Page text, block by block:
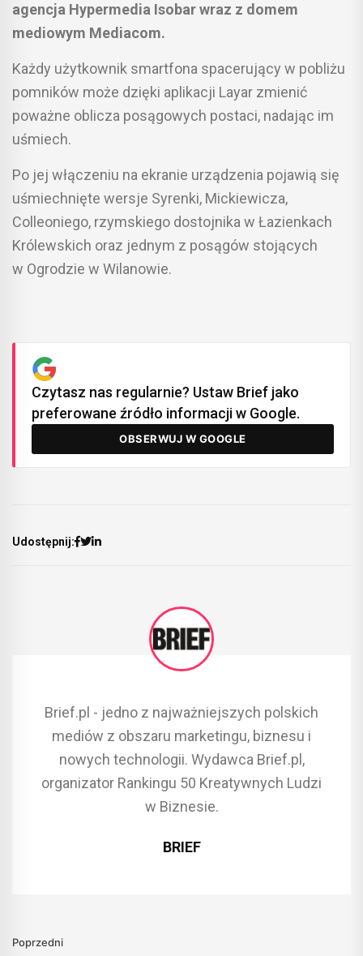
agencja Hypermedia Isobar wraz z domem
mediowym Mediacom.
Każdy użytkownik smartfona spacerujący w pobliżu
pomników może dzięki aplikacji Layar zmienić
poważne oblicza posągowych postaci, nadając im
uśmiech.
Po jej włączeniu na ekranie urządzenia pojawią się
uśmiechnięte wersje Syrenki, Mickiewicza,
Colleoniego, rzymskiego dostojnika w Łazienkach
Królewskich oraz jednym z posągów stojących
w Ogrodzie w Wilanowie.
Czytasz nas regularnie? Ustaw Brief jako
preferowane źródło informacji w Google.
OBSERWUJ W GOOGLE
Udostępnij:
Brief.pl - jedno z najważniejszych polskich
mediów z obszaru marketingu, biznesu i
nowych technologii. Wydawca Brief.pl,
organizator Rankingu 50 Kreatywnych Ludzi
w Biznesie.
BRIEF
Poprzedni